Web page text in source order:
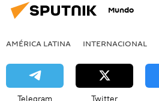
Mundo
AMÉRICA LATINA INTERNACIONAL
Telegram Twitter